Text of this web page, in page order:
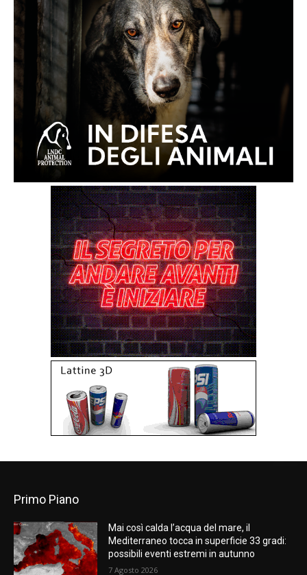
Primo Piano
Mai così calda l’acqua del mare, il
Mediterraneo tocca in superficie 33 gradi:
possibili eventi estremi in autunno
7 Agosto 2026